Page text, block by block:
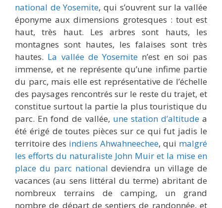
national de Yosemite, qui s’ouvrent sur la vallée
éponyme aux dimensions grotesques : tout est
haut, très haut. Les arbres sont hauts, les
montagnes sont hautes, les falaises sont très
hautes. La vallée de Yosemite n’est en soi pas
immense, et ne représente qu’une infime partie
du parc, mais elle est représentative de l’échelle
des paysages rencontrés sur le reste du trajet, et
constitue surtout la partie la plus touristique du
parc. En fond de vallée, une station d’altitudea
été érigé de toutes pièces sur ce qui fut jadis le
territoire des indiens Ahwahneechee, qui malgré
les efforts du naturaliste John Muir et la mise en
place du parc national deviendra un village de
vacances (au sens littéral du terme) abritant de
nombreux terrains de camping, un grand
nombre de départ de sentiers de randonnée, et